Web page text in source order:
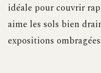
idéale pour couvrir
aime les sols bien
expositions